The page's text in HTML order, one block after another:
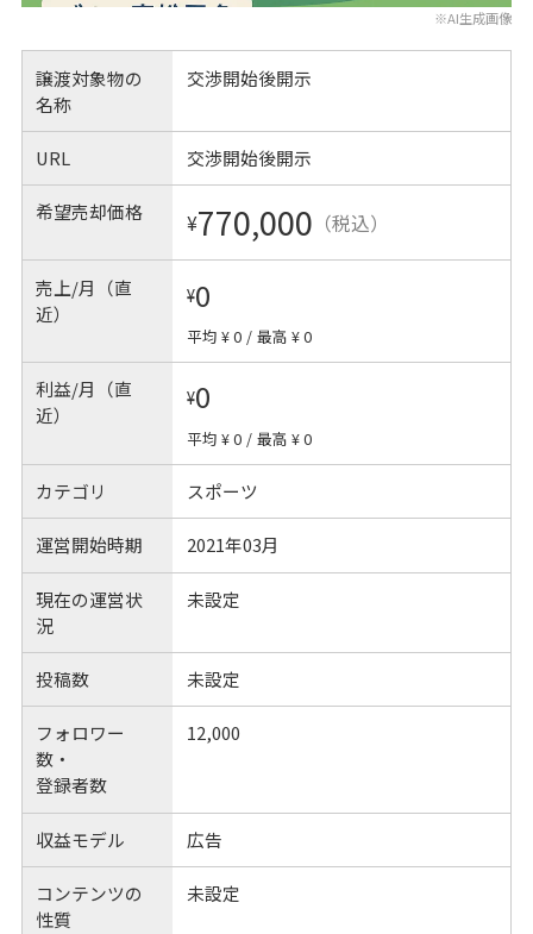
※AI生成画像
譲渡対象物の
名称
交渉開始後開示
URL 交渉開始後開示
希望売却価格 ¥770,000 （税込）
売上/月（直
近）
¥0
平均 ¥ 0 / 最高 ¥ 0
利益/月（直
近）
¥0
平均 ¥ 0 / 最高 ¥ 0
カテゴリ スポーツ
運営開始時期 2021年03月
現在の運営状
況
未設定
投稿数 未設定
フォロワー
数・
登録者数
12,000
収益モデル 広告
コンテンツの
性質
未設定